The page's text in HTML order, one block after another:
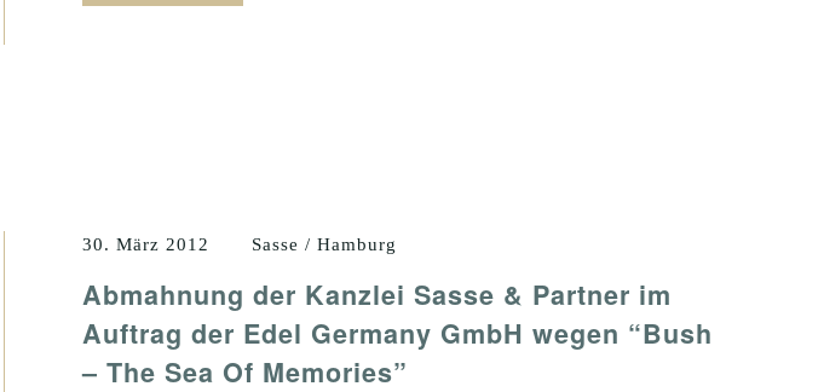
30. März 2012 Sasse / Hamburg
Abmahnung der Kanzlei Sasse & Partner im
Auftrag der Edel Germany GmbH wegen “Bush
– The Sea Of Memories”